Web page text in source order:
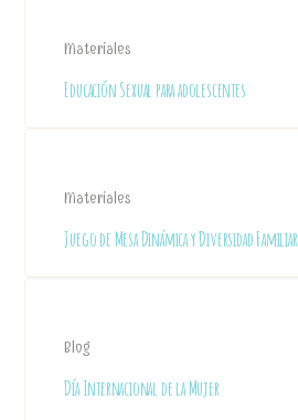
Materiales
Educación Sexual para adolescentes
Materiales
Juego de Mesa Dinámica y Diversidad Familiar
Blog
Día Internacional de la Mujer